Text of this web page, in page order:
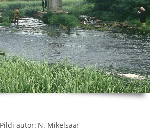
Pildi autor: N. Mikelsaar